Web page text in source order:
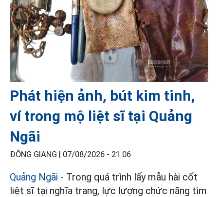
Phát hiện ảnh, bút kim tinh,
ví trong mộ liệt sĩ tại Quảng
Ngãi
ĐÔNG GIANG | 07/08/2026 - 21:06
Quảng Ngãi - Trong quá trình lấy mẫu hài cốt
liệt sĩ tại nghĩa trang, lực lượng chức năng tìm